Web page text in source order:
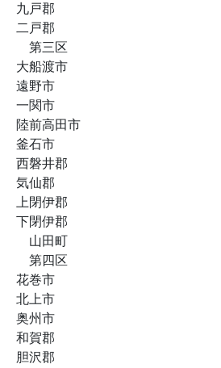
九戸郡
二戸郡
第三区
大船渡市
遠野市
一関市
陸前高田市
釜石市
西磐井郡
気仙郡
上閉伊郡
下閉伊郡
山田町
第四区
花巻市
北上市
奥州市
和賀郡
胆沢郡